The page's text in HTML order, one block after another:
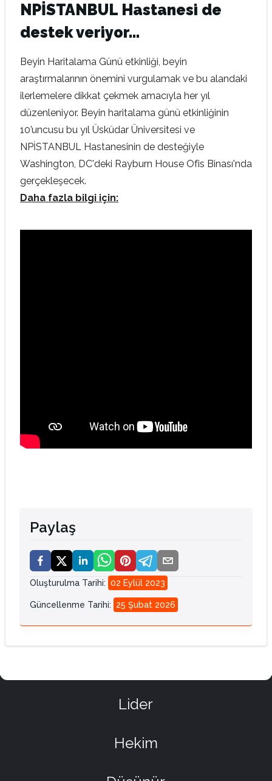
NPİSTANBUL Hastanesi de
destek veriyor…
Beyin Haritalama Günü etkinliği, beyin
araştırmalarının önemini vurgulamak ve bu alandaki
ilerlemelere dikkat çekmek amacıyla her yıl
düzenleniyor. Beyin haritalama günü etkinliğinin
10’uncusu bu yıl Üsküdar Üniversitesi ve
NPİSTANBUL Hastanesinin de desteğiyle
Washington, DC'deki Rayburn House Ofis Binası'nda
gerçekleşecek.
Daha fazla bilgi için:
Paylaş
Oluşturulma Tarihi: 02 Eylül 2023
Güncellenme Tarihi: 25 Şubat 2026
Lider
Hekim